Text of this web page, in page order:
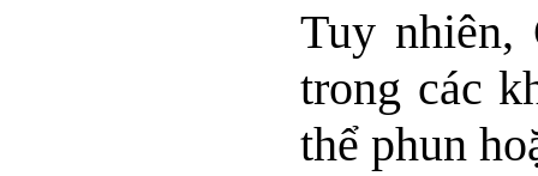
Tuy nhiên,
trong các
thể phun